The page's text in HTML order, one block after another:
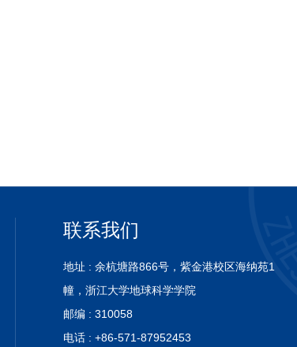
联系我们
地址 : 余杭塘路866号，紫金港校区海纳苑1
幢，浙江大学地球科学学院
邮编 : 310058
电话 : +86-571-87952453